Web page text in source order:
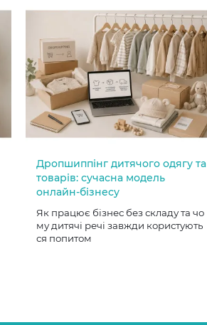
Дропшиппінг дитячого одягу та
товарів: сучасна модель
онлайн-бізнесу
Як працює бізнес без складу та чо
му дитячі речі завжди користують
ся попитом